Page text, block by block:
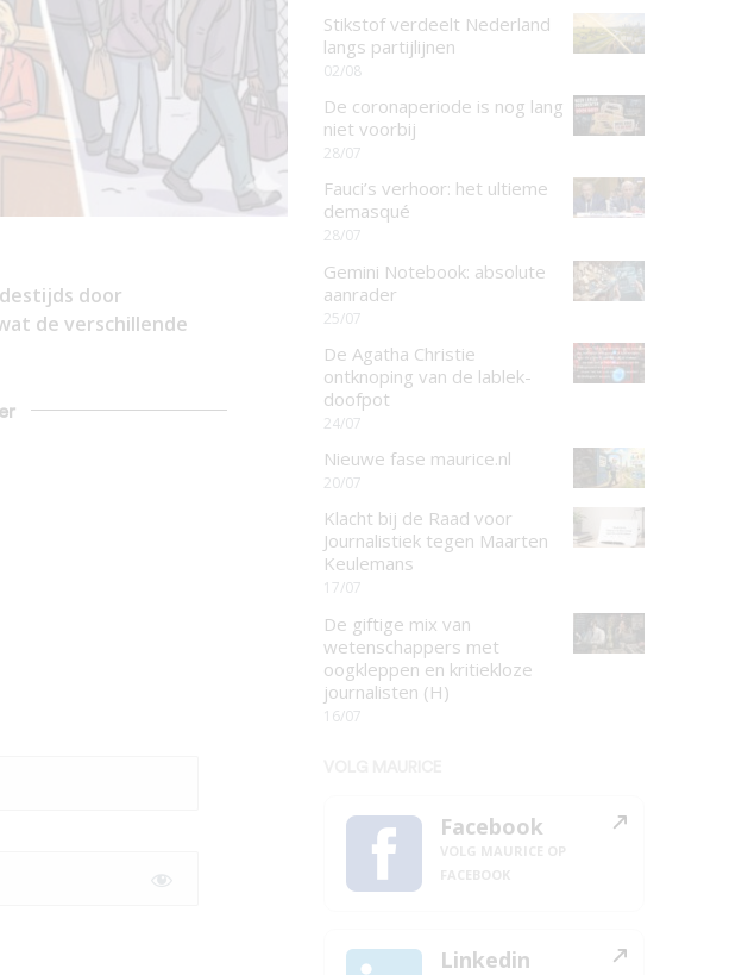
door
de verschillende
Stikstof verdeelt Nederland
langs partijlijnen
02/08
De coronaperiode is nog lang
niet voorbij
28/07
Fauci’s verhoor: het ultieme
demasqué
28/07
Gemini Notebook: absolute
aanrader
25/07
De Agatha Christie
ontknoping van de lablek-
doofpot
24/07
Nieuwe fase maurice.nl
20/07
Klacht bij de Raad voor
Journalistiek tegen Maarten
Keulemans
17/07
De giftige mix van
wetenschappers met
oogkleppen en kritiekloze
journalisten (H)
16/07
Facebook
Linkedin